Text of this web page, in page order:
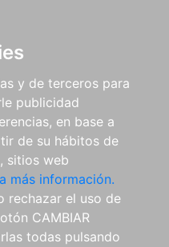
y de terceros para
publicidad
en base a
de su hábitos de
sitios web
más información.
rechazar el uso de
CAMBIAR
todas pulsando